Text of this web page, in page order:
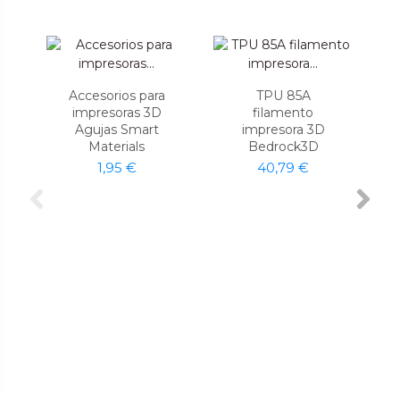
Accesorios para
impresoras 3D
Agujas Smart
Materials
1,95 €
TPU 85A
filamento
impresora 3D
Bedrock3D
40,79 €